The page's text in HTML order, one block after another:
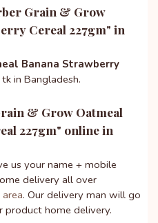
Grain & Grow
Cereal 227gm" in
Banana Strawberry
tk in Bangladesh.
& Grow Oatmeal
227gm" online in
us your name + mobile
delivery all over
. Our delivery man will go
home delivery.